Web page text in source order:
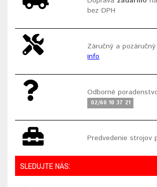
bez DPH
Záručný a
info
Odborné
02/60 10 37 21
Predvedenie strojov
SLEDUJTE NÁS: